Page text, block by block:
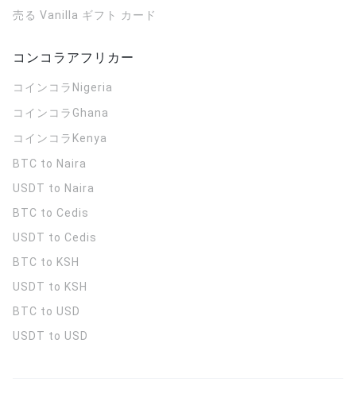
売る Vanilla ギフト カード
コンコラアフリカー
コインコラ Nigeria
コインコラ Ghana
コインコラ Kenya
BTC to Naira
USDT to Naira
BTC to Cedis
USDT to Cedis
BTC to KSH
USDT to KSH
BTC to USD
USDT to USD